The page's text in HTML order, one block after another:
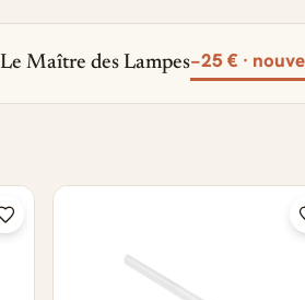
Le Maître des Lampes−25 € ·